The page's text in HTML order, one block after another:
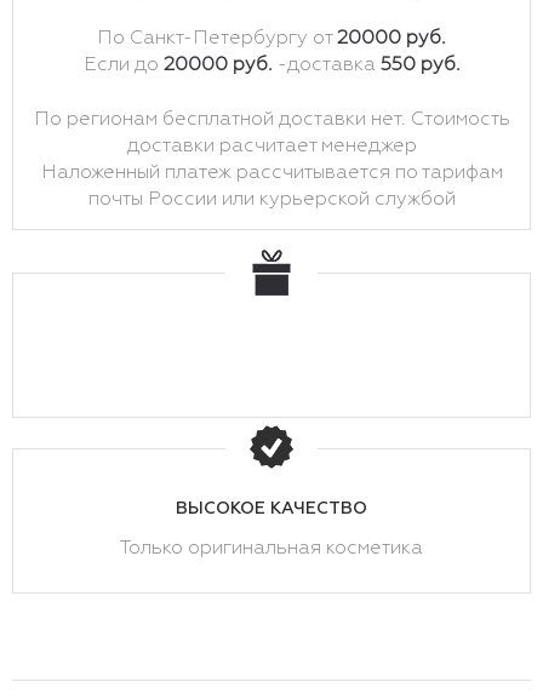
По Санкт-Петербургу от20000 руб.
Если до 20000 руб. -доставка 550 руб.
По регионам бесплатной доставки нет. Стоимость
доставки расчитает менеджер
Наложенный платеж рассчитывается по тарифам
почты России или курьерской службой
ВЫСОКОЕ КАЧЕСТВО
Только оригинальная косметика